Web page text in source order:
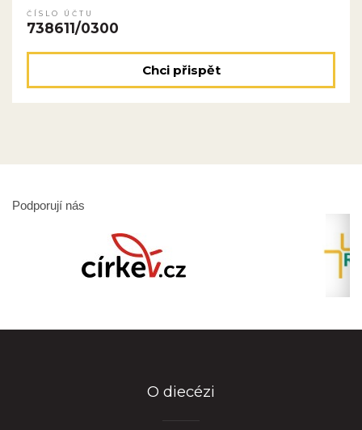
ČÍSLO ÚČTU
738611/0300
Chci přispět
Podporují nás
O diecézi